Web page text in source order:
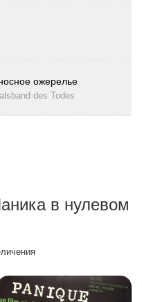
ожерелье
des Todes
в нулевом